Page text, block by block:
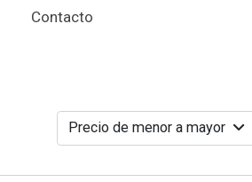
Contacto
Precio de menor a mayor